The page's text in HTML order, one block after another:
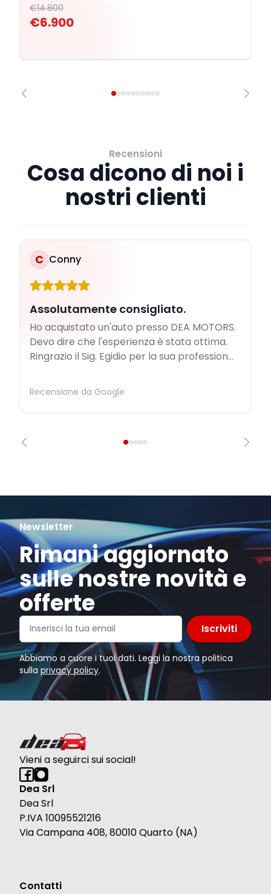
€14.800
€6.900
Recensioni
Cosa dicono di noi i
nostri clienti
C Conny
Assolutamente consigliato.
Ho acquistato un'auto presso DEA MOTORS.
Devo dire che l'esperienza è stata ottima.
Ringrazio il Sig. Egidio per la sua profession...
Recensione da Google
Newsletter
Rimani aggiornato
sulle nostre novità e
offerte
Iscriviti
Abbiamo a cuore i tuoi dati. Leggi la nostra politica
sulla privacy policy.
Vieni a seguirci sui social!
Dea Srl
Dea Srl
P.IVA 10095521216
Via Campana 408, 80010 Quarto (NA)
Contatti